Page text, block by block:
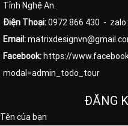
Tỉnh Nghệ An.
Điện Thoại:0972 866 430 -
Email:
Facebook: https://
modal=admin_todo_tour
ĐĂNG
Tên của bạn